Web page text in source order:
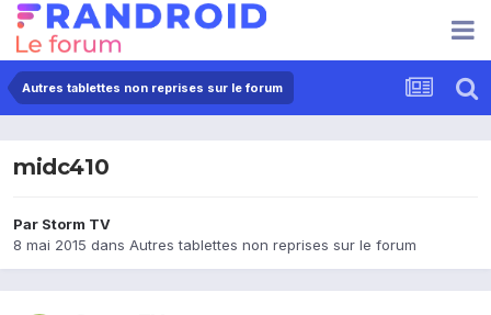
Autres tablettes non reprises sur le forum
midc410
Par Storm TV
8 mai 2015 dans Autres tablettes non reprises sur le forum